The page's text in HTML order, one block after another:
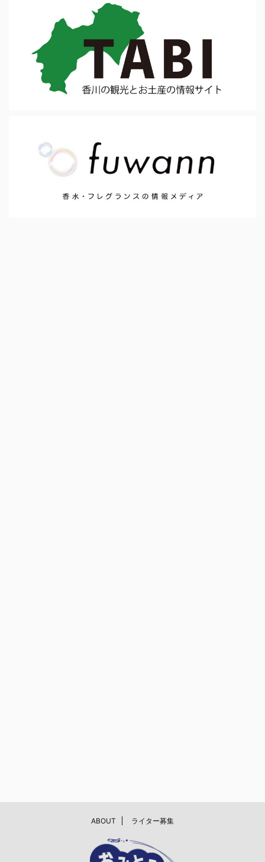
ABOUT ライター募集